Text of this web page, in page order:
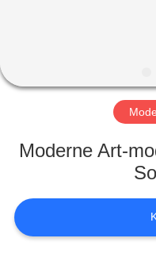
VR-
UNS
Moderne Art-